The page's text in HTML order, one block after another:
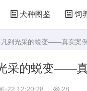
犬种图鉴 饲
凡到光采的蜕变——真实案
采的蜕变——
22 12:20:28 28